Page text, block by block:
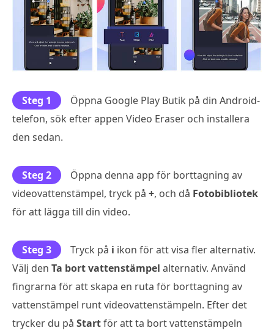
Steg 1
Öppna Google Play Butik på din Android-
telefon, sök efter appen Video Eraser och installera
den sedan.
Steg 2
Öppna denna app för borttagning av
videovattenstämpel, tryck på +, och då Fotobibliotek
för att lägga till din video.
Steg 3 Tryck på i ikon för att visa fler alternativ.
Välj den Ta bort vattenstämpel alternativ. Använd
fingrarna för att skapa en ruta för borttagning av
vattenstämpel runt videovattenstämpeln. Efter det
trycker du på Startför att ta bort vattenstämpeln